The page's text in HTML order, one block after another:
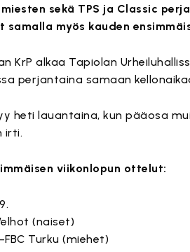
sekä TPS ja Classic
samalla myös kauden
KrP alkaa Tapiolan
perjantaina samaan
heti lauantaina, kun pääosa
irti.
viikonlopun ottelut:
(naiset)
Turku (miehet)